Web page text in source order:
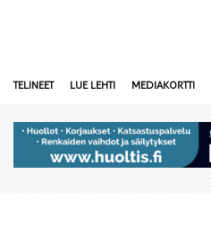
TELINEET LUE LEHTI MEDIAKORTTI